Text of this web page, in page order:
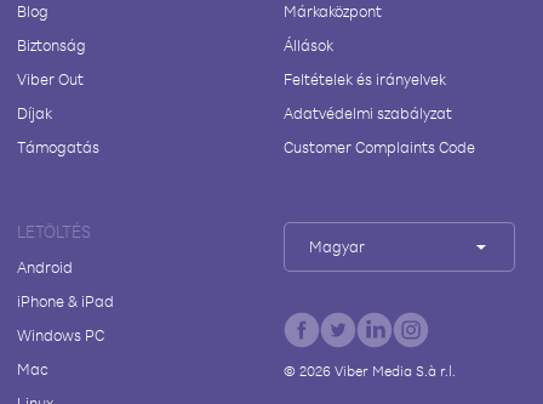
Blog
Biztonság
Viber Out
Díjak
Támogatás
Márkaközpont
Állások
Feltételek és irányelvek
Adatvédelmi szabályzat
Customer Complaints Code
LETÖLTÉS
Android
iPhone & iPad
Windows PC
Mac
Magyar
© 2026Viber Media S.à r.l.